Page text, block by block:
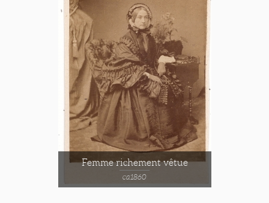
Femme richement vêtue
ca1860